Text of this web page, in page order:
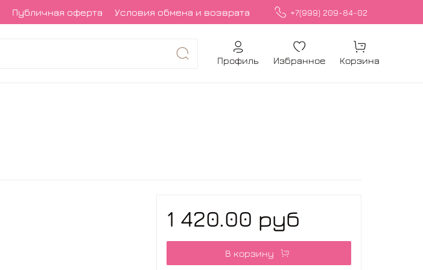
Публичная оферта Условия обмена и возврата +7(999) 209-84-02
Профиль Избранное Корзина
1 420.00 руб
В корзину